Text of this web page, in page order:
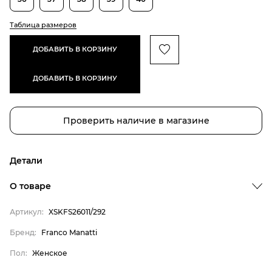
Таблица размеров
ДОБАВИТЬ В КОРЗИНУ
ДОБАВИТЬ В КОРЗИНУ
Проверить наличие в магазине
Детали
Бренд
О товаре
Артикул: XSKFS26011/292
Бренд: Franco Manatti
Пол: Женское